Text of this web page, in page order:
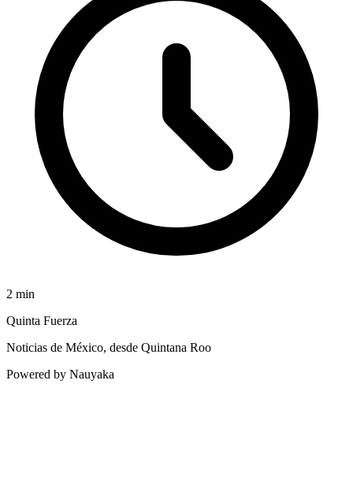
2 min
Quinta Fuerza
Noticias de México, desde Quintana Roo
Powered by Nauyaka